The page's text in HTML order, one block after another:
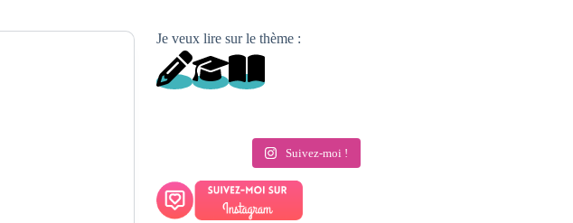
Je veux lire sur le thème :
Suivez-moi !